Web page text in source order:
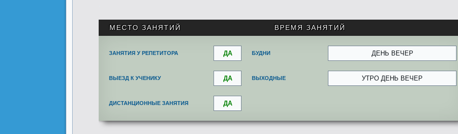
МЕСТО ЗАНЯТИЙ ВРЕМЯ ЗАНЯТИЙ
ЗАНЯТИЯ У РЕПЕТИТОРА ДА БУДНИ ДЕНЬ ВЕЧЕР
ВЫЕЗД К УЧЕНИКУ ДА ВЫХОДНЫЕ УТРО ДЕНЬ ВЕЧЕР
ДИСТАНЦИОННЫЕ ЗАНЯТИЯ ДА